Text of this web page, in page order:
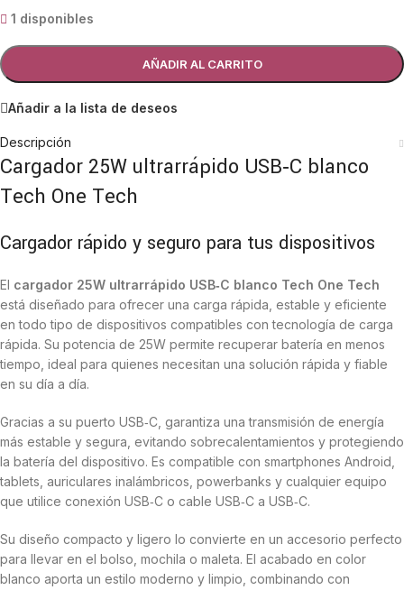
1 disponibles
AÑADIR AL CARRITO
Añadir a la lista de deseos
Descripción
Cargador 25W ultrarrápido USB‑C blanco
Tech One Tech
Cargador rápido y seguro para tus dispositivos
El cargador 25W ultrarrápido USB‑C blanco Tech One Tech
está diseñado para ofrecer una carga rápida, estable y eficiente
en todo tipo de dispositivos compatibles con tecnología de carga
rápida. Su potencia de 25W permite recuperar batería en menos
tiempo, ideal para quienes necesitan una solución rápida y fiable
en su día a día.
Gracias a su puerto USB‑C, garantiza una transmisión de energía
más estable y segura, evitando sobrecalentamientos y protegiendo
la batería del dispositivo. Es compatible con smartphones Android,
tablets, auriculares inalámbricos, powerbanks y cualquier equipo
que utilice conexión USB‑C o cable USB‑C a USB‑C.
Su diseño compacto y ligero lo convierte en un accesorio perfecto
para llevar en el bolso, mochila o maleta. El acabado en color
blanco aporta un estilo moderno y limpio, combinando con